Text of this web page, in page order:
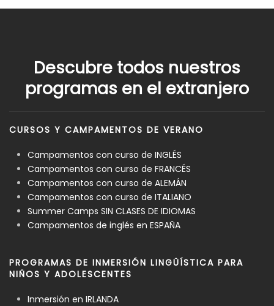
Descubre todos nuestros
programas en el extranjero
CURSOS Y CAMPAMENTOS DE VERANO
Campamentos con curso de INGLÉS
Campamentos con curso de FRANCÉS
Campamentos con curso de ALEMÁN
Campamentos con curso de ITALIANO
Summer Camps SIN CLASES DE IDIOMAS
Campamentos de inglés en ESPAÑA
PROGRAMAS DE INMERSIÓN LINGÜÍSTICA PARA
NIÑOS Y ADOLESCENTES
Inmersión en IRLANDA